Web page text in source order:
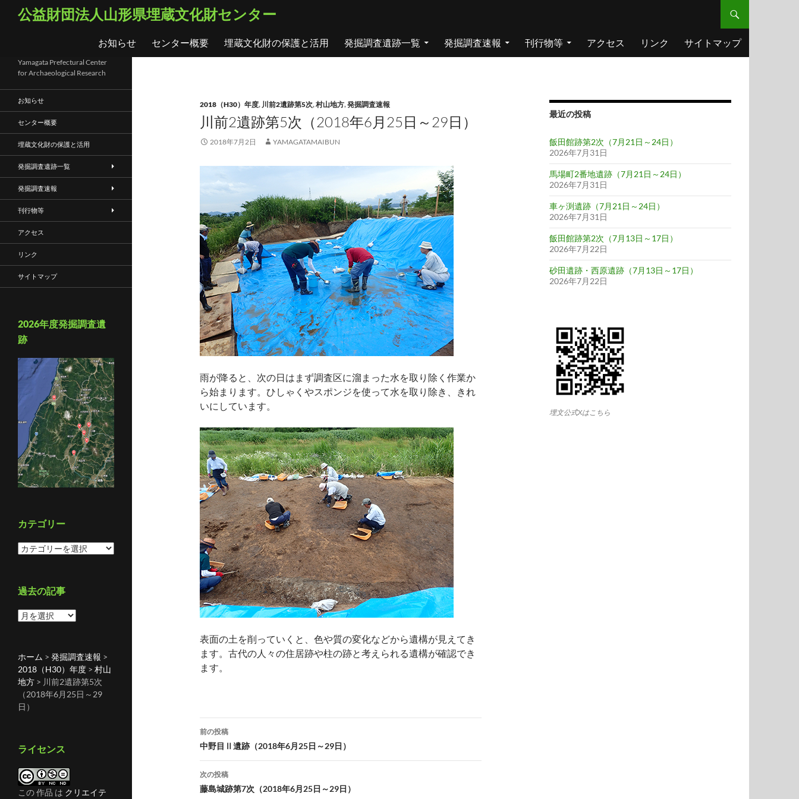
ス
プ
公益財団法人山形県埋蔵文化財センター
お知らせ
センター概要 埋蔵文化財の保護と活用 発掘調査遺跡一覧 発掘調査速報 刊行物等 アクセス リンク サイトマップ
2018（H30）年度, 川前2遺跡第5次,村山地方,発掘調査速報
川前2遺跡第5次（2018年6月25日～29日）
2018年7月2日 YAMAGATAMAIBUN
雨が降ると、次の日はまず調査区に溜まった水を取り除く作業か
ら始まります。ひしゃくやスポンジを使って水を取り除き、きれ
いにしています。
表面の土を削っていくと、色や質の変化などから遺構が見えてき
ます。古代の人々の住居跡や柱の跡と考えられる遺構が確認でき
ます。
投
稿
ナ
ビ
前の投稿
中野目Ⅱ遺跡（2018年6月25日～29日）
次の投稿
藤島城跡第7次（2018年6月25日～29日）
最近の投稿
飯田館跡第2次（7月21日～24日）
2026年7月31日
馬場町2番地遺跡（7月21日～24日）
2026年7月31日
車ヶ渕遺跡（7月21日～24日）
2026年7月31日
飯田館跡第2次（7月13日～17日）
2026年7月22日
砂田遺跡・西原遺跡（7月13日～17日）
2026年7月22日
埋文公式Xはこちら
Yamagata Prefectural Center
for Archaeological Research
お知らせ
センター概要
埋蔵文化財の保護と活用
発掘調査遺跡一覧
発掘調査速報
刊行物等
アクセス
リンク
サイトマップ
2026年度発掘調査遺
跡
カテゴリー
カ
リ
ー
過去の記事
過
記
事
ホーム > 発掘調査速報 >
2018（H30）年度 > 村山
地方 > 川前2遺跡第5次
（2018年6月25日～29
日）
ライセンス
この 作品 は クリエイテ